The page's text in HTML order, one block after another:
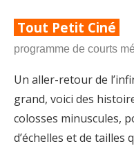
Tout Petit Ciné
programme de courts
Un aller-retour de
grand, voici des
colosses minuscules,
d’échelles et de